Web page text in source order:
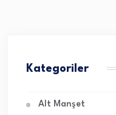
Kategoriler
Alt Manşet